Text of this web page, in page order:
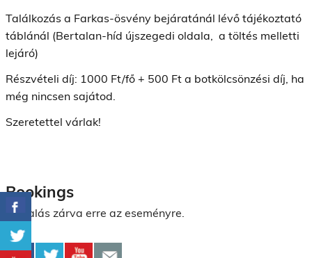
Találkozás a Farkas-ösvény bejáratánál lévő tájékoztató
táblánál (Bertalan-híd újszegedi oldala, a töltés melletti
lejáró)
Részvételi díj: 1000 Ft/fő + 500 Ft a botkölcsönzési díj, ha
még nincsen sajátod.
Szeretettel várlak!
Bookings
Foglalás zárva erre az eseményre.